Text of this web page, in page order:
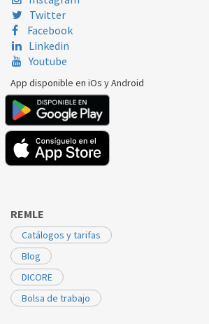
Twitter
Facebook
Linkedin
Youtube
App disponible en iOs y Android
REMLE
Catálogos y tarifas
Blog
DICORE
Bolsa de trabajo